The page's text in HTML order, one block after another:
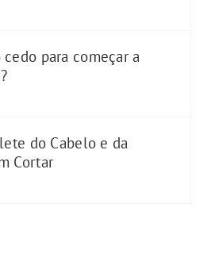
para começar a
do Cabelo e da
Cortar